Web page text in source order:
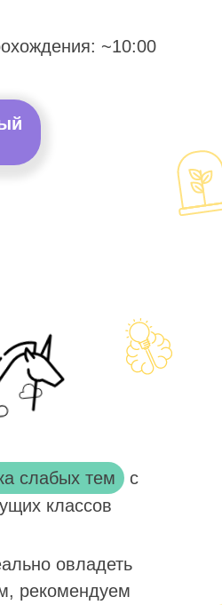
~10:00
слабых тем
с
классов
овладеть
рекомендуем